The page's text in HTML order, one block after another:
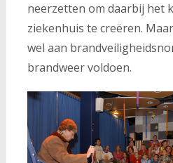
neerzetten om daarbij het
ziekenhuis te creëren.
wel aan
brandweer voldoen.